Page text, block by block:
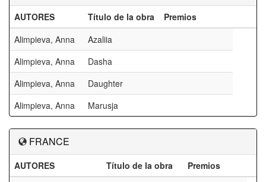
AUTORES Título de la obra
Premios
Alimpieva, Anna
Azaliia
Alimpieva, Anna
Dasha
Alimpieva, Anna
Daughter
Alimpieva, Anna
Marusja
FRANCE
AUTORES Título de la obra
Premios